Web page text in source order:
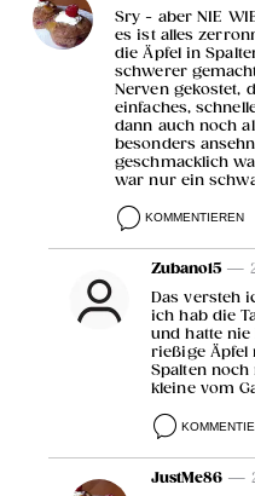
Sry - aber NIE
es ist alles
die Äpfel in
schwerer
Nerven gekostet,
einfaches,
dann auch noch
besonders
geschmacklich
war nur ein
KOMMENTIEREN
Zubano15 —
Das versteh
ich hab die
und hatte
rießige Äpfel
Spalten
kleine vom
JustMe86 —